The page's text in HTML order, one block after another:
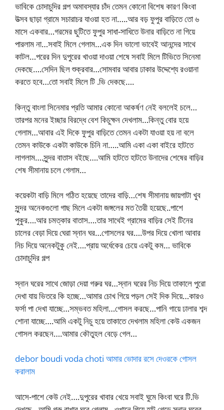
ভাবিকে চোদাচুদির গল্প অমাবস্যার চাঁদ তেমন কোনো বিশেষ কারণ কিংবা
উত্সব ছাড়া গ্রামে সচারাচর যাওয়া হত না…..আর বড় ফুপুর বাড়িতে তো ৬
মাসে একবার…গরমের ছুটিতে ফুপুর সাধা-সাধিতে উনার বাড়িতে না গিয়ে
পারলাম না…সবাই মিলে গেলাম…এক দিন ভালো ভাবেই আনন্দের সাথে
কাটল…পরের দিন দুপুরের খাওয়া দাওয়া শেষে সবাই মিলে টিভিতে সিনেমা
দেকছে….সেদিন ছিল শুক্রবার…সোমবার আবার ঢাকার উদ্দেশ্যে রওয়ানা
করতে হবে…তো সবাই মিলে টি .ভি দেকছে….
কিন্তু বাংলা সিনেমার প্রতি আমার কোনো আকর্ষণ নেই বললেই চলে…
তারপর মনের ইচ্ছার বিরদ্ধে বেশ কিচুক্ষন দেখলাম…কিন্তু বোর হয়ে
গেলাম…আবার এই দিকে ফুপুর বাড়িতে তেমন একটা যাওয়া হয় না বলে
তেমন কাউকে একটা কাউকে চিনি না…..আমি একা একা বাইরে হাটতে
লাগলাম….সুন্দর বাতাস বইছে….আমি হাটতে হাটতে উনাদের শেষের বাড়ির
শেষ সীমানায় চলে গেলাম…
কয়েকটা বাড়ি মিলে গঠিত হয়েছে তাদের বাড়ি…শেষ সীমানায় জায়গাটা খুব
সুন্দর অনেকগুলো গাছ মিলে একটা জঙ্গলের মত তৈরী হয়েছে..পাশে
পুকুর….আর চমত্কার বাতাস….তার সাথেই গ্রামের বাড়ির সেই টিনের
চালের বেড়া দিয়ে ঘেরা স্নান ঘর…গোসলের ঘর….উপর দিয়ে খোলা আবার
নিচ দিয়ে অনেকটুকু নেই….প্রায় অর্ধেকের চেয়ে একটু কম… ভাবিকে
চোদাচুদির গল্প
স্নান ঘরের সাথে জোড়া দেয়া গরুর ঘর…স্নান ঘরের নিচ দিয়ে তাকালে পুরো
দেখা যায় ভিতরে কি হচ্ছে…আমার চোখ গিয়ে পড়ল সেই দিক দিয়ে…কারও
ফর্সা পা দেখা যাচ্ছে…সম্ভবত মহিলা…গোসল করছে…পানি গায়ে ঢালার শব্দ
শোনা যাচ্ছে….আমি একটু নিচু হয়ে তাকাতে দেখলাম মহিলা কেউ একজন
গোসল করছেন….আমার কৌতুহল বেড়ে গেল…
debor boudi voda choti আমার ভোদার রসে দেওরকে গোসল
করালাম
আসে-পাশে কেউ নেই….দুপুরের খাবার খেয়ে সবাই ঘুমে কিংবা ঘরে টি.ভি